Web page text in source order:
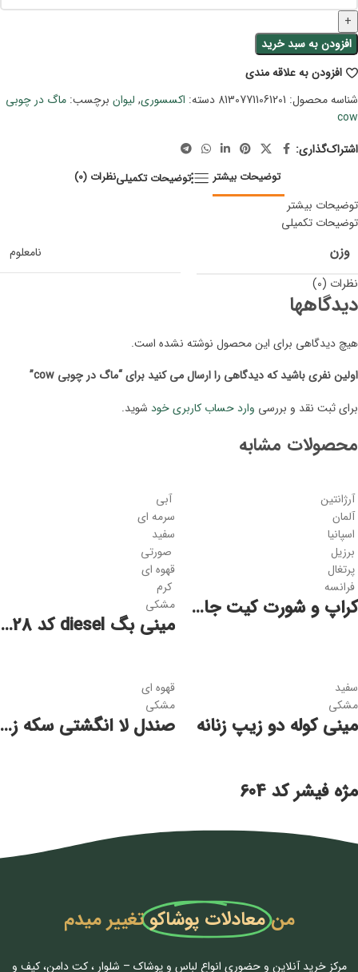
افزودن به سبد خرید
افزودن به علاقه مندی
شناسه محصول: 81307711061201 دسته: اکسسوری, لیوان برچسب: ماگ در چوبی
cow
اشتراک‌گذاری:
توضیحات بیشتر توضیحات تکمیلینظرات (0)
توضیحات بیشتر
توضیحات تکمیلی
وزن
نامعلوم
نظرات (0)
دیدگاهها
هیچ دیدگاهی برای این محصول نوشته نشده است.
اولین نفری باشید که دیدگاهی را ارسال می کنید برای “ماگ در چوبی cow”
برای ثبت نقد و بررسی وارد حساب کاربری خود شوید.
محصولات مشابه
آرژانتین
آلمان
اسپانیا
برزیل
پرتغال
فرانسه
کراپ و شورت کیت جام جهانی
آبی
سرمه ای
سفید
صورتی
قهوه ای
کرم
مشکی
مینی بگ diesel کد 2028
سفید
مشکی
مینی کوله دو زیپ زنانه
قهوه ای
مشکی
صندل لا انگشتی سکه زنانه
مژه فیشر کد 604
منمعادلات پوشاکوتغییر میدم
مرکز خرید آنلاین و حضوری انواع لباس‌ و پوشاک – شلوار ، کت دامن، کیف و